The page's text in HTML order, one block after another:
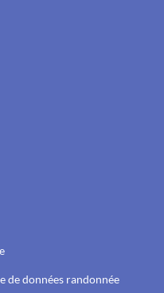
de données randonnée